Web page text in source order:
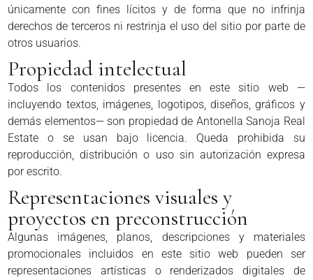
únicamente con fines lícitos y de forma que no infrinja
derechos de terceros ni restrinja el uso del sitio por parte de
otros usuarios.
Propiedad intelectual
Todos los contenidos presentes en este sitio web —
incluyendo textos, imágenes, logotipos, diseños, gráficos y
demás elementos— son propiedad de Antonella Sanoja Real
Estate o se usan bajo licencia. Queda prohibida su
reproducción, distribución o uso sin autorización expresa
por escrito.
Representaciones visuales y
proyectos en preconstrucción
Algunas imágenes, planos, descripciones y materiales
promocionales incluidos en este sitio web pueden ser
representaciones artísticas o renderizados digitales de